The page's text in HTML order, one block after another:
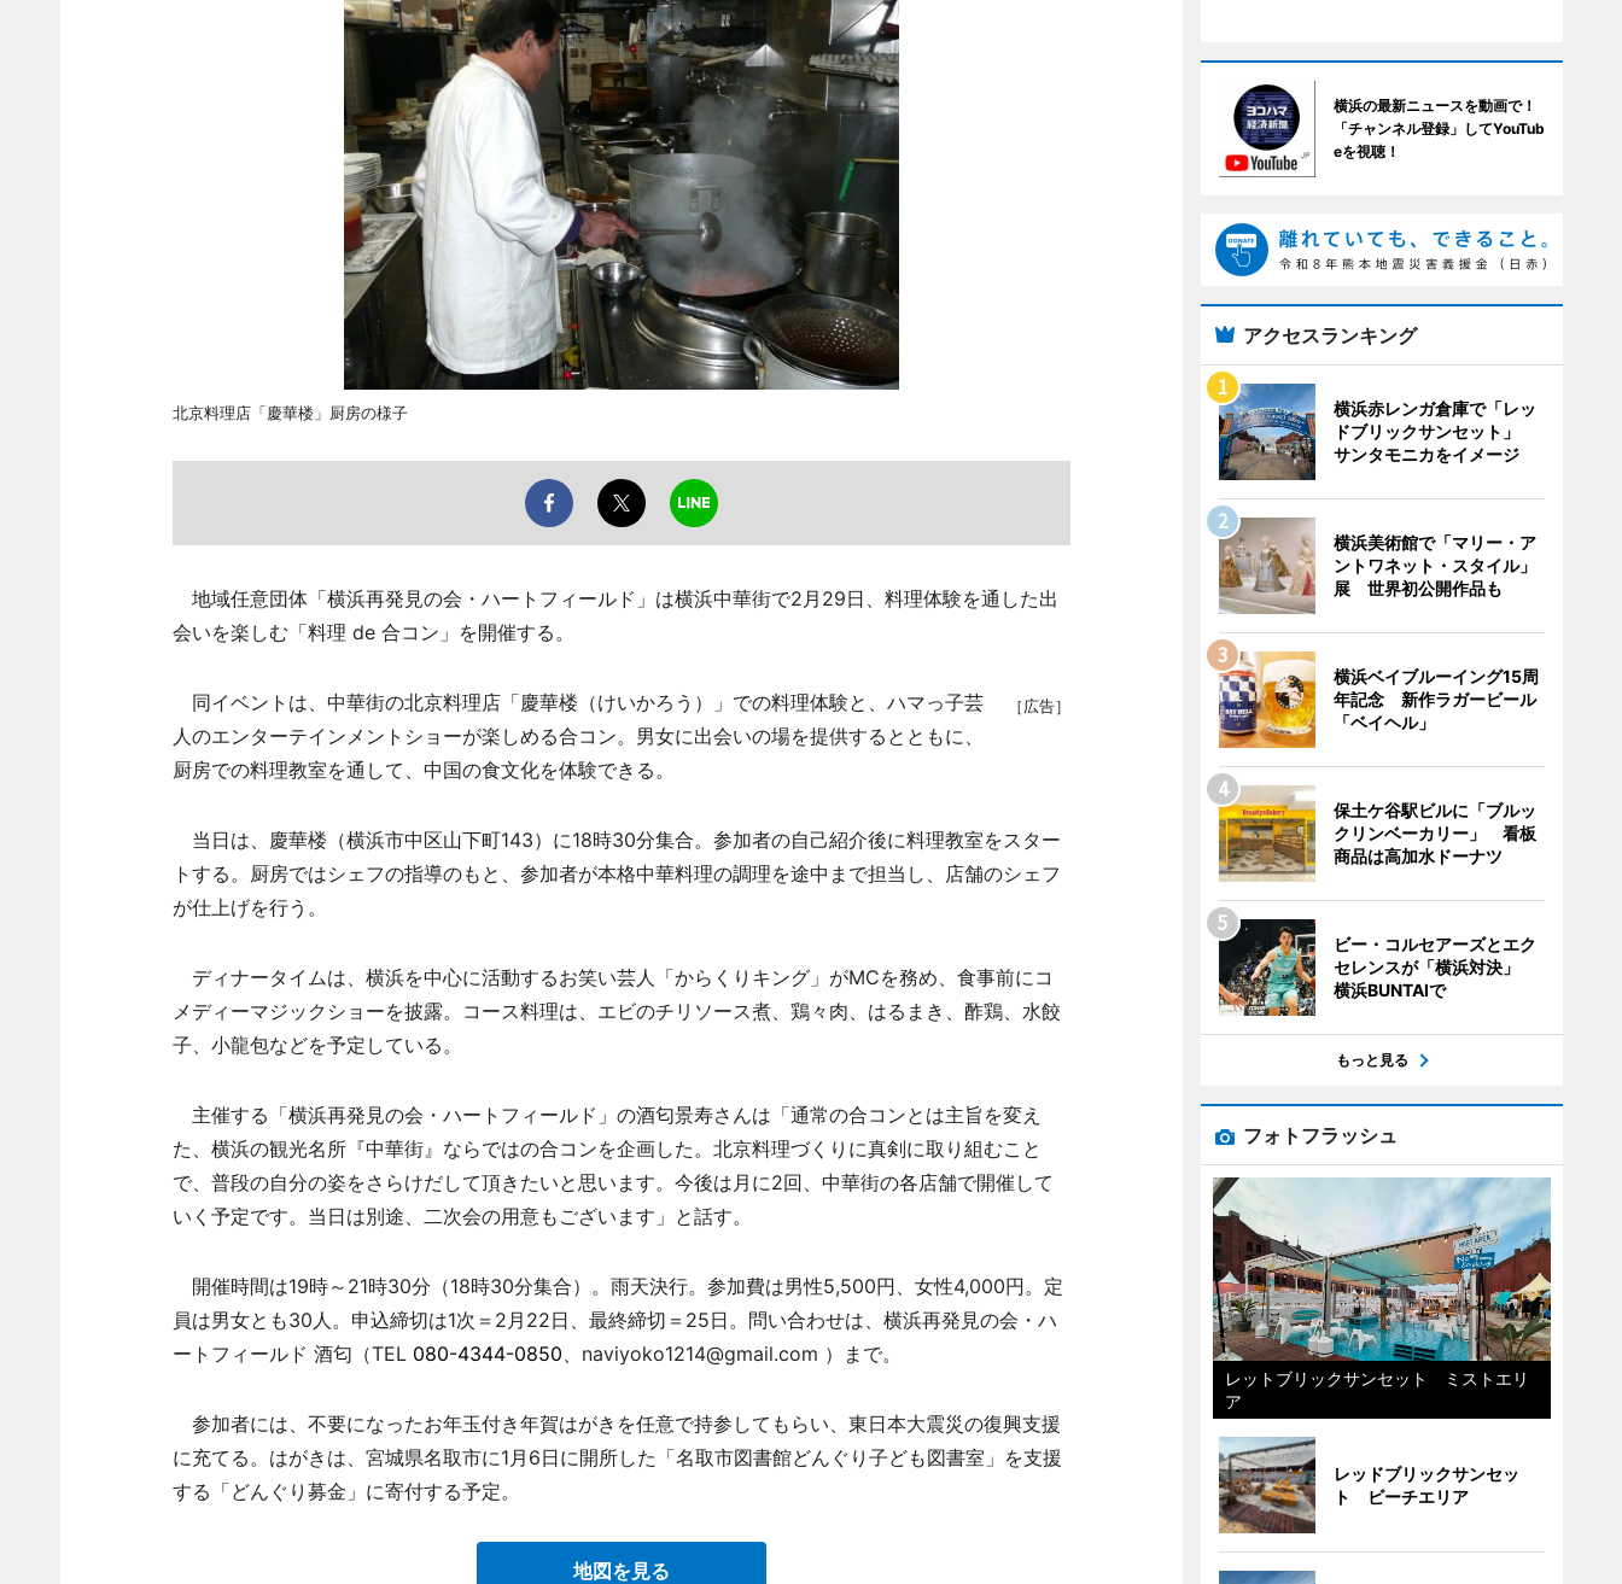
北京料理店「慶華楼」厨房の様子
地域任意団体「横浜再発見の会・ハートフィールド」は横浜中華街で2月29日、料理体験を通した出
会いを楽しむ「料理 de 合コン」を開催する。
［広告］
同イベントは、中華街の北京料理店「慶華楼（けいかろう）」での料理体験と、ハマっ子芸
人のエンターテインメントショーが楽しめる合コン。男女に出会いの場を提供するとともに、
厨房での料理教室を通して、中国の食文化を体験できる。
当日は、慶華楼（横浜市中区山下町143）に18時30分集合。参加者の自己紹介後に料理教室をスター
トする。厨房ではシェフの指導のもと、参加者が本格中華料理の調理を途中まで担当し、店舗のシェフ
が仕上げを行う。
ディナータイムは、横浜を中心に活動するお笑い芸人「からくりキング」がMCを務め、食事前にコ
メディーマジックショーを披露。コース料理は、エビのチリソース煮、鶏々肉、はるまき、酢鶏、水餃
子、小龍包などを予定している。
主催する「横浜再発見の会・ハートフィールド」の酒匂景寿さんは「通常の合コンとは主旨を変え
た、横浜の観光名所『中華街』ならではの合コンを企画した。北京料理づくりに真剣に取り組むこと
で、普段の自分の姿をさらけだして頂きたいと思います。今後は月に2回、中華街の各店舗で開催して
いく予定です。当日は別途、二次会の用意もございます」と話す。
開催時間は19時～21時30分（18時30分集合）。雨天決行。参加費は男性5,500円、女性4,000円。定
員は男女とも30人。申込締切は1次＝2月22日、最終締切＝25日。問い合わせは、横浜再発見の会・ハ
ートフィールド 酒匂（TEL 080-4344-0850、naviyoko1214@gmail.com ）まで。
参加者には、不要になったお年玉付き年賀はがきを任意で持参してもらい、東日本大震災の復興支援
に充てる。はがきは、宮城県名取市に1月6日に開所した「名取市図書館どんぐり子ども図書室」を支援
する「どんぐり募金」に寄付する予定。
地図を見る
横浜の最新ニュースを動画で！
「チャンネル登録」してYouTub
eを視聴！
アクセスランキング
横浜赤レンガ倉庫で「レッ
ドブリックサンセット」
サンタモニカをイメージ
横浜美術館で「マリー・ア
ントワネット・スタイル」
展 世界初公開作品も
横浜ベイブルーイング15周
年記念 新作ラガービール
「ベイヘル」
保土ケ谷駅ビルに「ブルッ
クリンベーカリー」 看板
商品は高加水ドーナツ
ビー・コルセアーズとエク
セレンスが「横浜対決」
横浜BUNTAIで
もっと見る
フォトフラッシュ
レットブリックサンセット ミストエリ
ア
レッドブリックサンセッ
ト ビーチエリア